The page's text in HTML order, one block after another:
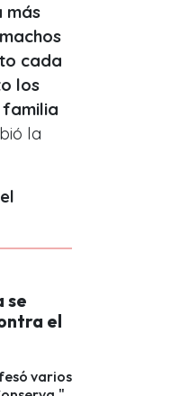
más
cada
los
familia
la
se
el
varios